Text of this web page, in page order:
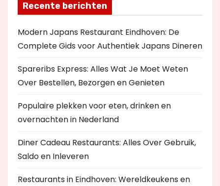
Recente berichten
Modern Japans Restaurant Eindhoven: De
Complete Gids voor Authentiek Japans Dineren
Spareribs Express: Alles Wat Je Moet Weten
Over Bestellen, Bezorgen en Genieten
Populaire plekken voor eten, drinken en
overnachten in Nederland
Diner Cadeau Restaurants: Alles Over Gebruik,
Saldo en Inleveren
Restaurants in Eindhoven: Wereldkeukens en